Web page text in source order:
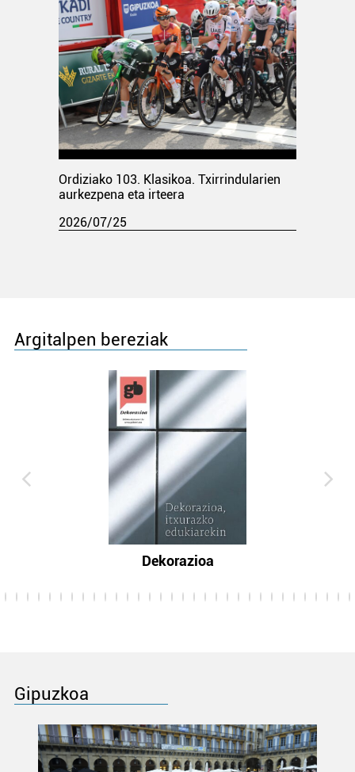
Ordiziako 103. Klasikoa. Txirrindularien
aurkezpena eta irteera
2026/07/25
Argitalpen bereziak
Dekorazioa
Gipuzkoa